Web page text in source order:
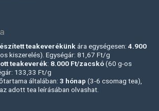
teakeverékünk ára egységesen:4.900
kiszerelés). Egységár: 81,67 Ft/g
teakeverék: 8.000 Ft/zacskó(60 g-os
133,33 Ft/g
általában: 3 hónap (3-6 csomag tea),
adott tea leírásában olvashat.